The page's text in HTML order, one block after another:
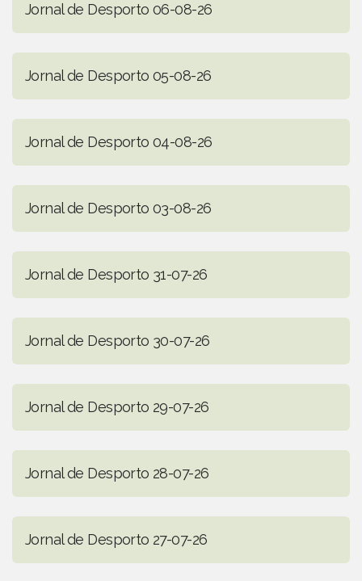
Jornal de Desporto 06-08-26
Jornal de Desporto 05-08-26
Jornal de Desporto 04-08-26
Jornal de Desporto 03-08-26
Jornal de Desporto 31-07-26
Jornal de Desporto 30-07-26
Jornal de Desporto 29-07-26
Jornal de Desporto 28-07-26
Jornal de Desporto 27-07-26